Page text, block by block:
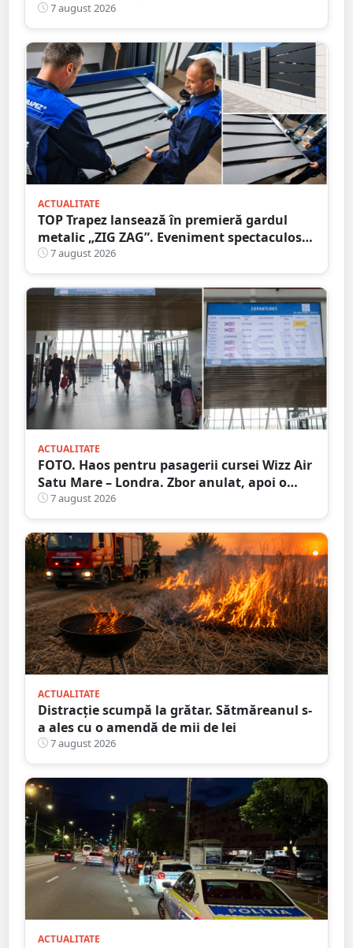
că circula pe contrasens
7 august 2026
ACTUALITATE
TOP Trapez lansează în premieră gardul
metalic „ZIG ZAG”. Eveniment spectaculos
în Grădina Romei
7 august 2026
ACTUALITATE
FOTO. Haos pentru pasagerii cursei Wizz Air
Satu Mare – Londra. Zbor anulat, apoi o
nouă întârziere. Fără explicații clare
7 august 2026
ACTUALITATE
Distracție scumpă la grătar. Sătmăreanul s-
a ales cu o amendă de mii de lei
7 august 2026
ACTUALITATE